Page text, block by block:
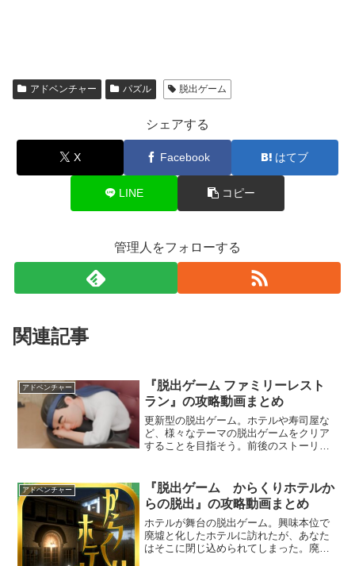
アドベンチャー パズル 脱出ゲーム
シェアする
X Facebook はてブ
LINE コピー
管理人をフォローする
関連記事
アドベンチャー
『脱出ゲーム ファミリーレスト
ラン』の攻略動画まとめ
更新型の脱出ゲーム。ホテルや寿司屋な
ど、様々なテーマの脱出ゲームをクリア
することを目指そう。前後のストーリー
アドベンチャー
『脱出ゲーム からくりホテルか
らの脱出』の攻略動画まとめ
ホテルが舞台の脱出ゲーム。興味本位で
廃墟と化したホテルに訪れたが、あなた
はそこに閉じ込められてしまった。廃墟